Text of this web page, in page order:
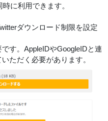
に利用できます。
ダウンロード制限を設定
す。AppleIDやGoogleIDと連
ただく必要があります。